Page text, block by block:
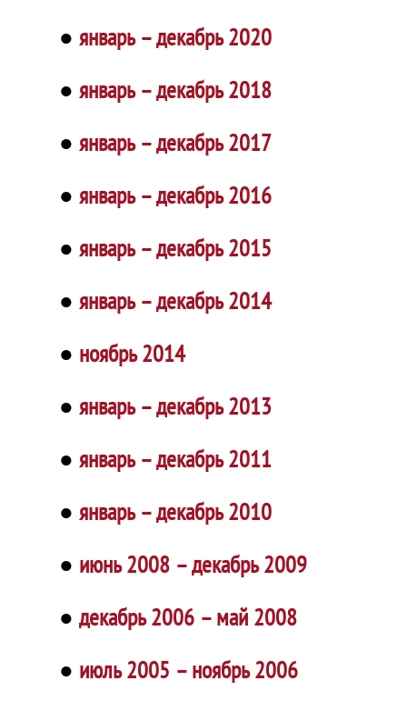
● январь – декабрь 2020
● январь – декабрь 2018
● январь – декабрь 2017
● январь – декабрь 2016
● январь – декабрь 2015
● январь – декабрь 2014
● ноябрь 2014
● январь – декабрь 2013
● январь – декабрь 2011
● январь – декабрь 2010
● июнь 2008 – декабрь 2009
● декабрь 2006 – май 2008
● июль 2005 – ноябрь 2006